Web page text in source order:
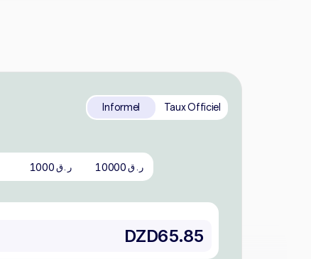
Informel Taux Officiel
1000 ر.ق 10000 ر.ق